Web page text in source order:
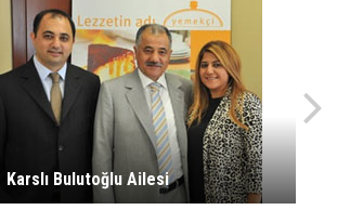
Karslı Bulutoğlu Ailesi